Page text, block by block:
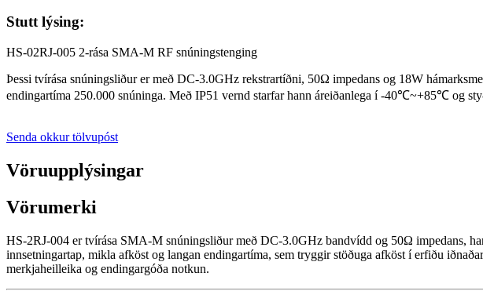
Stutt lýsing:
HS-02RJ-005 2-rása SMA-M RF snúningstenging
Þessi tvírása snúningsliður er með DC-3.0GHz rekstrartíðni, 50Ω impedans og 18W
endingartíma 250.000 snúninga. Með IP51 vernd starfar hann áreiðanlega í -40℃~+85℃ og
Senda okkur tölvupóst
Vöruupplýsingar
Vörumerki
HS-2RJ-004 er tvírása SMA-M snúningsliður með DC-3.0GHz bandvídd og 50Ω impedans,
innsetningartap, mikla afköst og langan endingartíma, sem tryggir stöðuga afköst í erfiðu
merkjaheilleika og endingargóða notkun.